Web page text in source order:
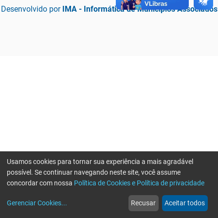
Desenvolvido por IMA - Informática de Municípios Associados
web
Notícias
more_horiz
Mais
Usamos cookies para tornar sua experiência a mais agradável
possível. Se continuar navegando neste site, você assume
concordar com nossa Política de Cookies e Política de privacidade
Gerenciar Cookies... Recusar Aceitar todos
Erro ao enviar informações, por favor tente novamente